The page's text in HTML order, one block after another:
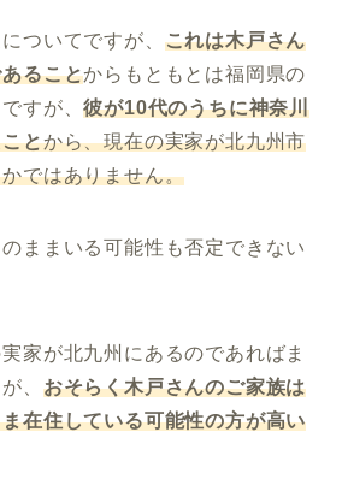
ついてですが、 これは木戸さん
ることからもともとは福岡県の
すが、彼が10代のうちに神奈川
とから、現在の実家が北九州市
ではありません。
ままいる可能性も否定できない
家が北九州にあるのであればま
、 おそらく木戸さんのご家族は
在住している可能性の方が高い